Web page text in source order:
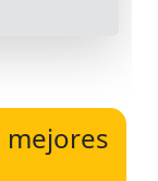
mejores